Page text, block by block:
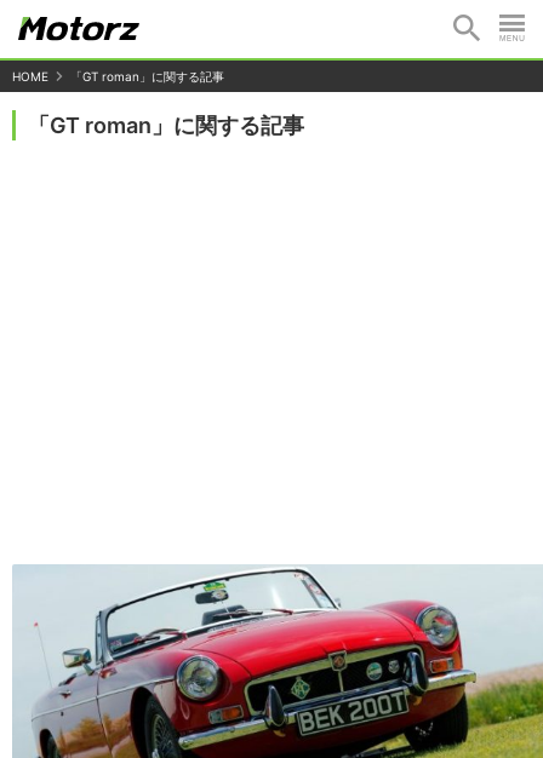
HOME 「GT roman」に関する記事
「GT roman」に関する記事